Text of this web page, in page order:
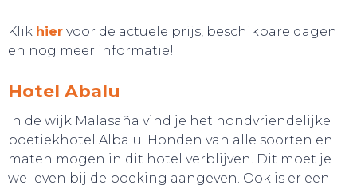
SNUIF CULTUUR!
Klik hier voor de actuele prijs, beschikbare dagen
en nog meer informatie!
Hotel Abalu
In de wijk Malasaña vind je het hondvriendelijke
boetiekhotel Albalu. Honden van alle soorten en
maten mogen in dit hotel verblijven. Dit moet je
wel even bij de boeking aangeven. Ook is er een